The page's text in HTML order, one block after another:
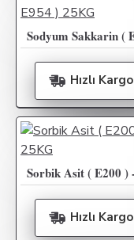
Hızlı Kargo
Hızlı Kargo